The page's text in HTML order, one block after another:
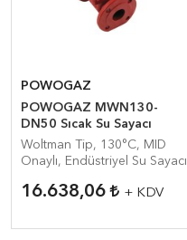
POWOGAZ
POWOGAZ MWN130-
DN50 Sıcak Su Sayacı
Woltman Tip, 130°C, MID
Onaylı, Endüstriyel Su Sayacı
16.638,06 + KDV